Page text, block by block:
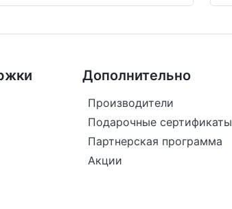
Дополнительно
Производители
Подарочные сертификаты
Партнерская программа
Акции